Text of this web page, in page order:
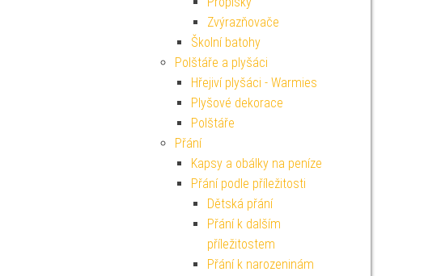
Zvýrazňovače
Školní batohy
Polštáře a plyšáci
Hřejiví plyšáci - Warmies
Plyšové dekorace
Polštáře
Přání
Kapsy a obálky na peníze
Přání podle příležitosti
Dětská přání
Přání k dalším
příležitostem
Přání k narozeninám